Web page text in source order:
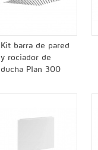
Kit barra de pared
y rociador de
ducha Plan 300